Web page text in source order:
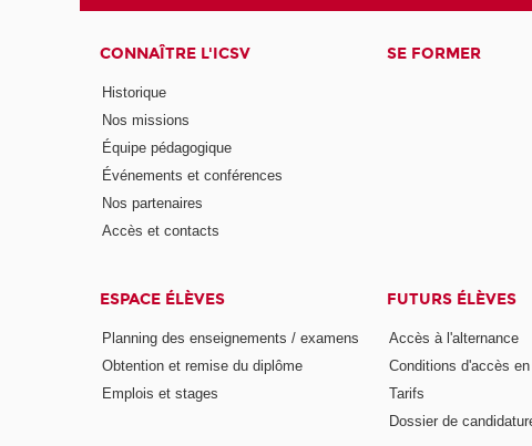
CONNAÎTRE L'ICSV
Historique
Nos missions
Équipe pédagogique
Événements et conférences
Nos partenaires
Accès et contacts
SE FORMER
ESPACE ÉLÈVES
Planning des enseignements / examens
Obtention et remise du diplôme
Emplois et stages
FUTURS ÉLÈVES
Accès à l'alternance
Conditions d'accès
Tarifs
Dossier de